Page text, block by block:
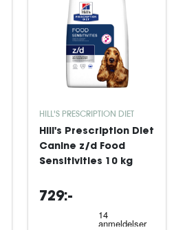
HILL'S PRESCRIPTION DIET
Hill's Prescription Diet
Canine z/d Food
Sensitivities 10 kg
729:-